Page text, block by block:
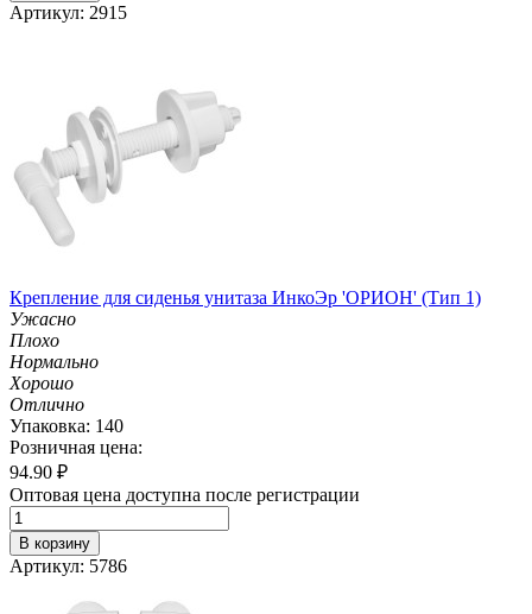
Артикул: 2915
Крепление для сиденья унитаза ИнкоЭр 'ОРИОН' (Тип 1)
Ужасно
Плохо
Нормально
Хорошо
Отлично
Упаковка: 140
Розничная цена:
94.90 ₽
Оптовая цена доступна после регистрации
В корзину
Артикул: 5786